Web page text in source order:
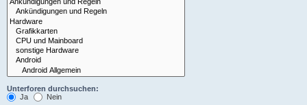
Unterforen durchsuchen:
Ja
Nein